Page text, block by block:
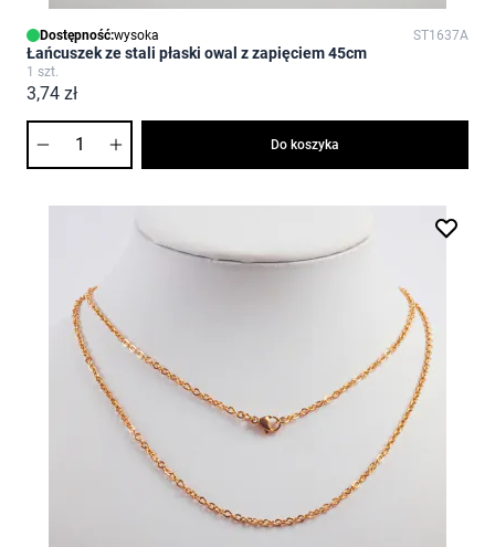
Dostępność:wysoka ST1637A
Łańcuszek ze stali płaski owal z zapięciem 45cm
1 szt.
3,74 zł
Do koszyka